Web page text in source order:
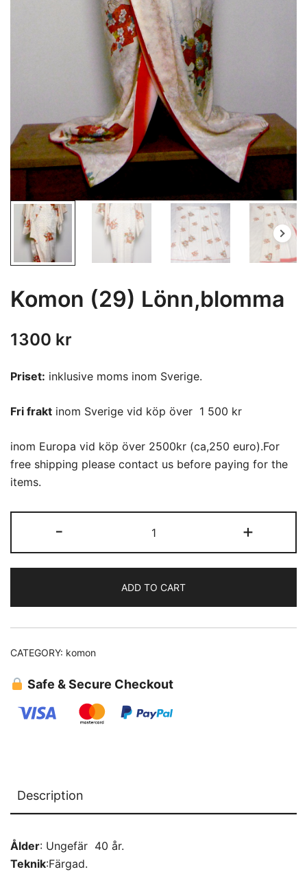
Komon (29) Lönn,blomma
1300 kr
Priset: inklusive moms inom Sverige.
Fri frakt inom Sverige vid köp över 1 500 kr
inom Europa vid köp över 2500kr (ca,250 euro).For
free shipping please contact us before paying for the
items.
-
(29)
Lönn,blomma
+
ADD TO CART
CATEGORY: komon
Safe & Secure Checkout
Description
Ålder: Ungefär 40 år.
Teknik:Färgad.